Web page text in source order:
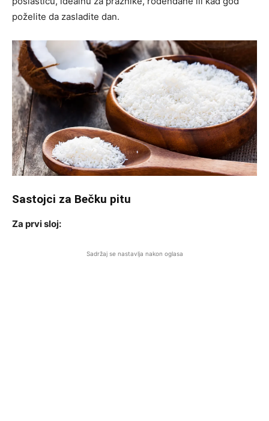
poželite da zasladite dan.
Sastojci za Bečku pitu
Za prvi sloj:
Sadržaj se nastavlja nakon oglasa